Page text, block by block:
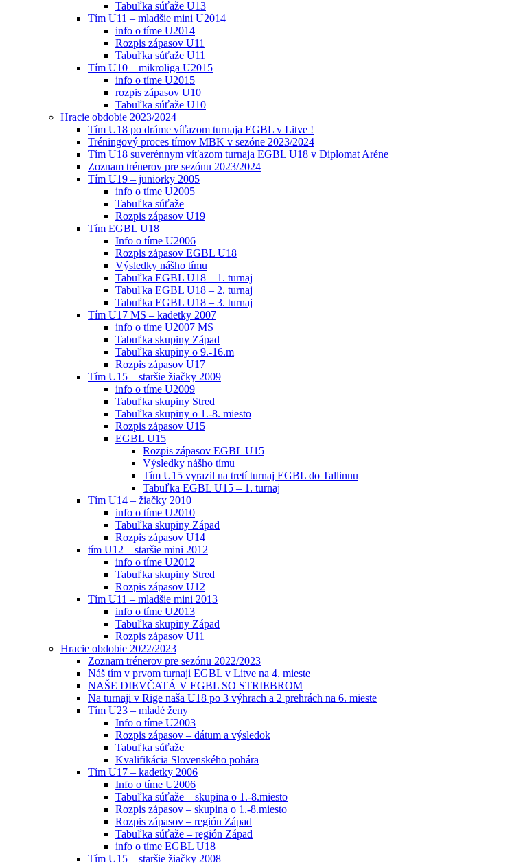
Tabuľka súťaže U13
Tím U11 – mladšie mini U2014
info o tíme U2014
Rozpis zápasov U11
Tabuľka súťaže U11
Tím U10 – mikroliga U2015
info o tíme U2015
rozpis zápasov U10
Tabuľka súťaže U10
Hracie obdobie 2023/2024
Tím U18 po dráme víťazom turnaja EGBL v Litve !
Tréningový proces tímov MBK v sezóne 2023/2024
Tím U18 suverénnym víťazom turnaja EGBL U18 v Diplomat Aréne
Zoznam trénerov pre sezónu 2023/2024
Tím U19 – juniorky 2005
info o tíme U2005
Tabuľka súťaže
Rozpis zápasov U19
Tím EGBL U18
Info o tíme U2006
Rozpis zápasov EGBL U18
Výsledky nášho tímu
Tabuľka EGBL U18 – 1. turnaj
Tabuľka EGBL U18 – 2. turnaj
Tabuľka EGBL U18 – 3. turnaj
Tím U17 MS – kadetky 2007
info o tíme U2007 MS
Tabuľka skupiny Západ
Tabuľka skupiny o 9.-16.m
Rozpis zápasov U17
Tím U15 – staršie žiačky 2009
info o tíme U2009
Tabuľka skupiny Stred
Tabuľka skupiny o 1.-8. miesto
Rozpis zápasov U15
EGBL U15
Rozpis zápasov EGBL U15
Výsledky nášho tímu
Tím U15 vyrazil na tretí turnaj EGBL do Tallinnu
Tabuľka EGBL U15 – 1. turnaj
Tím U14 – žiačky 2010
info o tíme U2010
Tabuľka skupiny Západ
Rozpis zápasov U14
tím U12 – staršie mini 2012
info o tíme U2012
Tabuľka skupiny Stred
Rozpis zápasov U12
Tím U11 – mladšie mini 2013
info o tíme U2013
Tabuľka skupiny Západ
Rozpis zápasov U11
Hracie obdobie 2022/2023
Zoznam trénerov pre sezónu 2022/2023
Náš tím v prvom turnaji EGBL v Litve na 4. mieste
NAŠE DIEVČATÁ V EGBL SO STRIEBROM
Na turnaji v Rige naša U18 po 3 výhrach a 2 prehrách na 6. mieste
Tím U23 – mladé ženy
Info o tíme U2003
Rozpis zápasov – dátum a výsledok
Tabuľka súťaže
Kvalifikácia Slovenského pohára
Tím U17 – kadetky 2006
Info o tíme U2006
Tabuľka súťaže – skupina o 1.-8.miesto
Rozpis zápasov – skupina o 1.-8.miesto
Rozpis zápasov – región Západ
Tabuľka súťaže – región Západ
info o tíme EGBL U18
Tím U15 – staršie žiačky 2008